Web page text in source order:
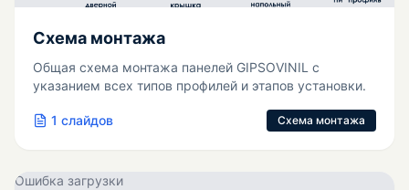
Схема монтажа
Общая схема монтажа панелей GIPSOVINIL с
указанием всех типов профилей и этапов установки.
1 слайдов Схема монтажа
Ошибка загрузки